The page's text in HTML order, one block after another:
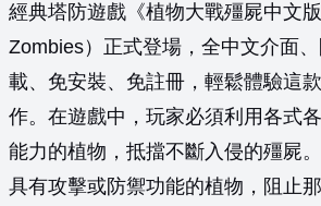
經典塔防遊戲《植物大戰殭屍中文
Zombies）正式登場，全中文介面
載、免安裝、免註冊，輕鬆體驗這
作。在遊戲中，玩家必須利用各式
能力的植物，抵擋不斷入侵的殭屍
具有攻擊或防禦功能的植物，阻止